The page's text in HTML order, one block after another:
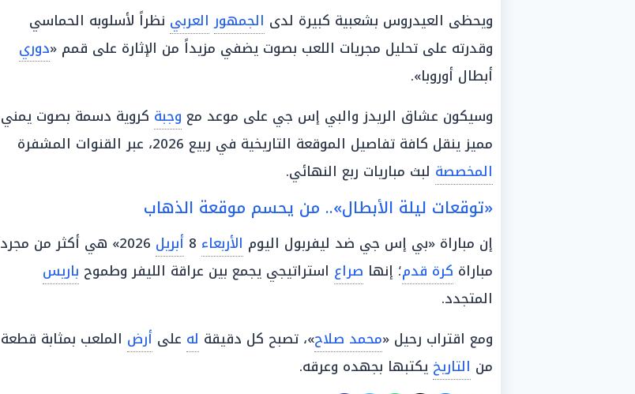
ويحظى العيدروس بشعبية كبيرة لدى الجمهور العربي نظراً لأسلوبه الحماسي
وقدرته على تحليل مجريات اللعب بصوت يضفي مزيداً من الإثارة على قمم «دوري
أبطال أوروبا».
وسيكون عشاق الريدز والبي إس جي على موعد مع وجبة كروية دسمة بصوت يمني
مميز ينقل كافة تفاصيل الموقعة التاريخية في ربيع 2026، عبر القنوات المشفرة
المخصصة لبث مباريات ربع النهائي.
«توقعات ليلة الأبطال».. من يحسم موقعة الذهاب
إن مباراة «بي إس جي ضد ليفربول اليوم الأربعاء أبريل
2026» هي أكثر من مجرد
مباراة كرة قدم؛ إنها صراع استراتيجي يجمع بين عراقة الليفر وطموح باريس
المتجدد.
ومع اقتراب رحيل «محمد صلاح»، تصبح كل دقيقة له على أرض الملعب بمثابة قطعة
من التاريخ يكتبها بجهده وعرقه.